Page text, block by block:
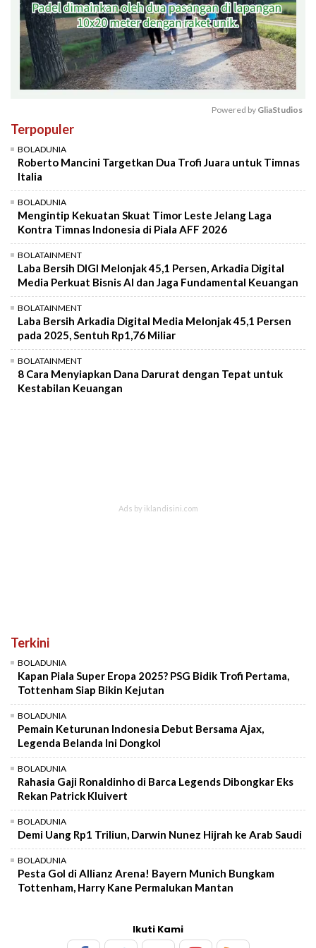
Powered by GliaStudios
Terpopuler
BOLADUNIA
Roberto Mancini Targetkan Dua Trofi Juara untuk Timnas
Italia
BOLADUNIA
Mengintip Kekuatan Skuat Timor Leste Jelang Laga
Kontra Timnas Indonesia di Piala AFF 2026
BOLATAINMENT
Laba Bersih DIGI Melonjak 45,1 Persen, Arkadia Digital
Media Perkuat Bisnis AI dan Jaga Fundamental Keuangan
BOLATAINMENT
Laba Bersih Arkadia Digital Media Melonjak 45,1 Persen
pada 2025, Sentuh Rp1,76 Miliar
BOLATAINMENT
8 Cara Menyiapkan Dana Darurat dengan Tepat untuk
Kestabilan Keuangan
Terkini
BOLADUNIA
Kapan Piala Super Eropa 2025? PSG Bidik Trofi Pertama,
Tottenham Siap Bikin Kejutan
BOLADUNIA
Pemain Keturunan Indonesia Debut Bersama Ajax,
Legenda Belanda Ini Dongkol
BOLADUNIA
Rahasia Gaji Ronaldinho di Barca Legends Dibongkar Eks
Rekan Patrick Kluivert
BOLADUNIA
Demi Uang Rp1 Triliun, Darwin Nunez Hijrah ke Arab Saudi
BOLADUNIA
Pesta Gol di Allianz Arena! Bayern Munich Bungkam
Tottenham, Harry Kane Permalukan Mantan
Ikuti Kami